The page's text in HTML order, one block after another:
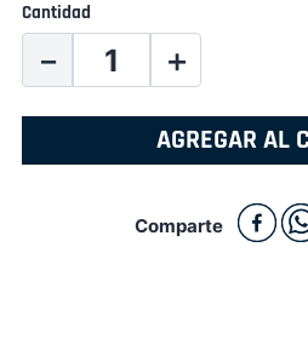
Cantidad
＋
－
AGREGAR AL
Comparte